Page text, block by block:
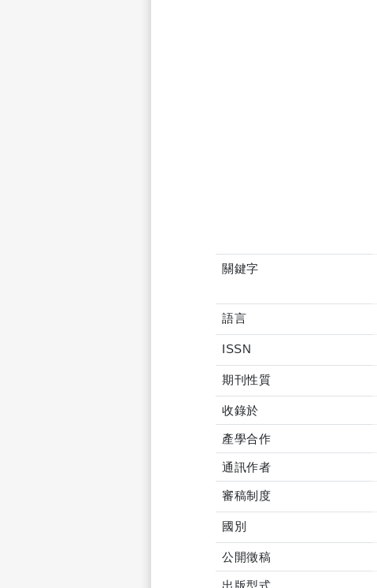
關鍵字
語言
ISSN
期刊性質
收錄於
產學合作
通訊作者
審稿制度
國別
公開徵稿
出版型式